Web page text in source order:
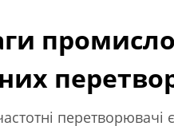
перетворювачі